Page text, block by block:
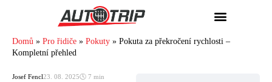
Domů » Pro řidiče » Pokuty » Pokuta za překročení rychlosti –
Kompletní přehled
Josef Fencl23. 08. 2025🕓 7 min